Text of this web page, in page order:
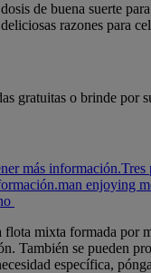
de buena suerte
razones para
gratuitas o brinde por
más información.Tres
man enjoying
flota mixta formada
También se pueden
específica,